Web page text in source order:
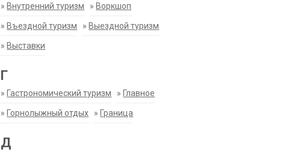
» Внутренний туризм » Воркшоп
» Въездной туризм » Выездной туризм
» Выставки
Г
» Гастрономический туризм » Главное
» Горнолыжный отдых » Граница
Д